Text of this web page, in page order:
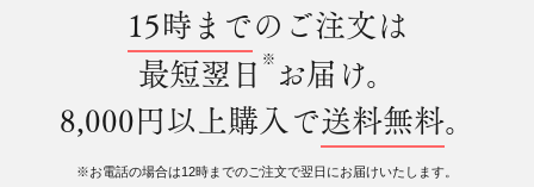
15時までのご注文は
最短翌日 ※ お届け。
8,000円以上購入で送料無料。
※お電話の場合は12時までのご注文で翌日にお届けいたします。